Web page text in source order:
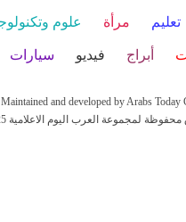
تعليم مرأة علوم
أبراج فيديو سيارات
Maintained and developed by Arabs